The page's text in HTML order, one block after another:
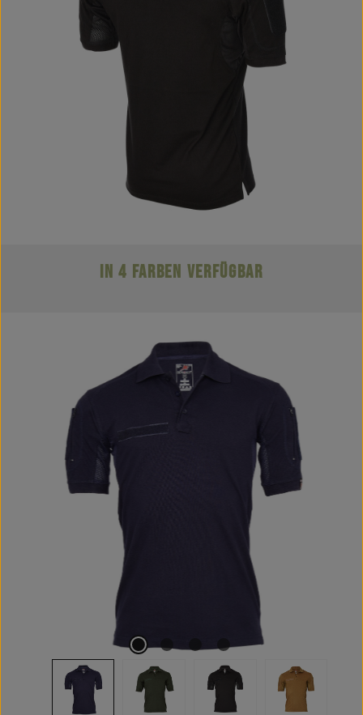
IN 4 FARBEN VERFÜGBAR